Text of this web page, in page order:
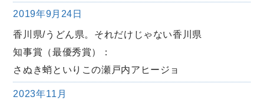
2019年9月24日
香川県/うどん県。それだけじゃない香川県
知事賞（最優秀賞）：
さぬき蛸といりこの瀬戸内アヒージョ
2023年11月